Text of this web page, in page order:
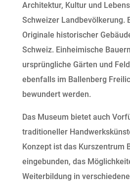
Architektur, Kultur und
Schweizer Landbevölkerung.
Originale historischer
Schweiz. Einheimische
ursprüngliche Gärten und
ebenfalls im Ballenberg
bewundert werden.
Das Museum bietet auch
traditioneller
Konzept ist das Kurszentrum
eingebunden, das
Weiterbildung in